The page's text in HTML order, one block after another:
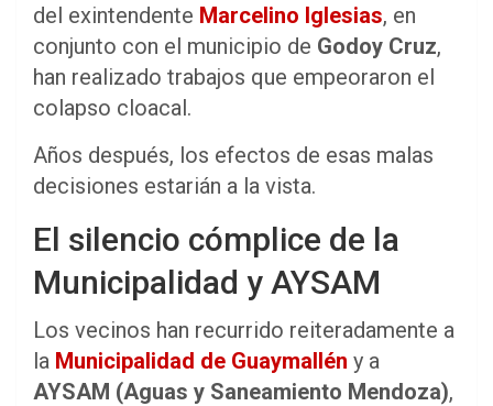
del exintendente Marcelino Iglesias, en
conjunto con el municipio de Godoy Cruz,
han realizado trabajos que empeoraron el
colapso cloacal.
Años después, los efectos de esas malas
decisiones estarián a la vista.
El silencio cómplice de la
Municipalidad y AYSAM
Los vecinos han recurrido reiteradamente a
la Municipalidad de Guaymallén y a
AYSAM (Aguas y Saneamiento Mendoza),